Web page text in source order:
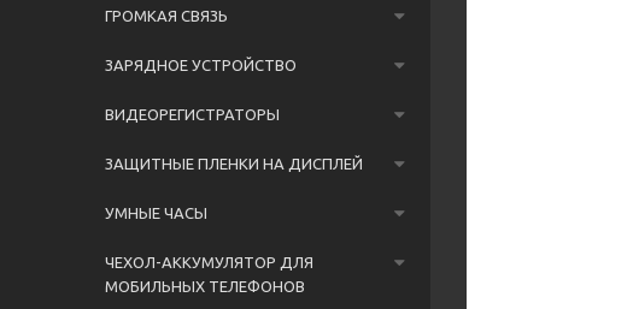
ГРОМКАЯ СВЯЗЬ
ЗАРЯДНОЕ УСТРОЙСТВО
ВИДЕОРЕГИСТРАТОРЫ
ЗАЩИТНЫЕ ПЛЕНКИ НА ДИСПЛЕЙ
УМНЫЕ ЧАСЫ
ЧЕХОЛ-АККУМУЛЯТОР ДЛЯ
МОБИЛЬНЫХ ТЕЛЕФОНОВ